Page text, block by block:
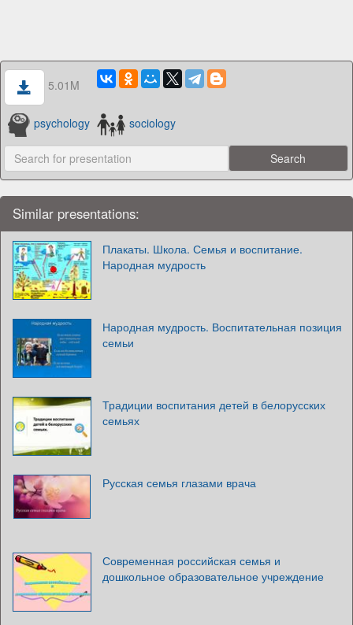
5.01M
psychology sociology
Similar presentations:
Плакаты. Школа. Семья и воспитание.
Народная мудрость
Народная мудрость. Воспитательная позиция
семьи
Традиции воспитания детей в белорусских
семьях
Русская семья глазами врача
Современная российская семья и
дошкольное образовательное учреждение